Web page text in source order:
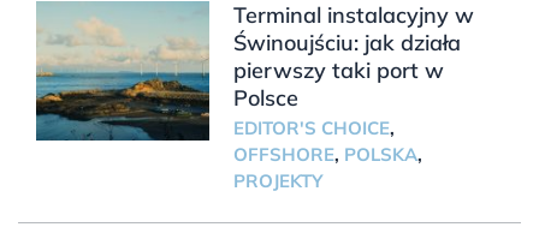
Terminal instalacyjny w
Świnoujściu: jak działa
pierwszy taki port w
Polsce
EDITOR'S CHOICE,
OFFSHORE, POLSKA,
PROJEKTY